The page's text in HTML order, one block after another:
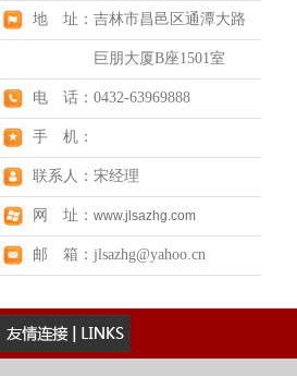
地 址：吉林市昌邑区通潭大路
巨朋大厦B座1501室
电 话：0432-63969888
手 机：
联系人：宋经理
网 址： www.jlsazhg.com
邮 箱：jlsazhg@yahoo.cn